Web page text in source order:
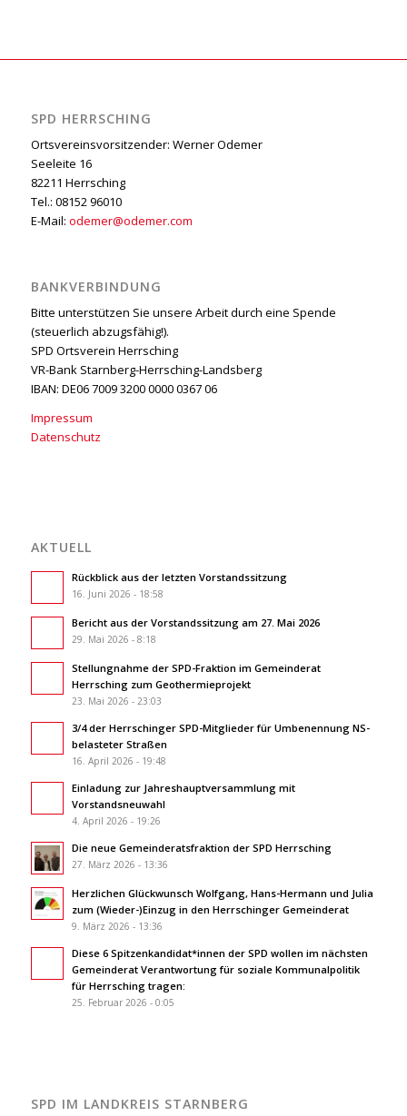
SPD HERRSCHING
Ortsvereinsvorsitzender: Werner Odemer
Seeleite 16
82211 Herrsching
Tel.: 08152 96010
E-Mail: odemer@odemer.com
BANKVERBINDUNG
Bitte unterstützen Sie unsere Arbeit durch eine Spende
(steuerlich abzugsfähig!).
SPD Ortsverein Herrsching
VR-Bank Starnberg-Herrsching-Landsberg
IBAN: DE06 7009 3200 0000 0367 06
Impressum
Datenschutz
AKTUELL
Rückblick aus der letzten Vorstandssitzung
16. Juni 2026 - 18:58
Bericht aus der Vorstandssitzung am 27. Mai 2026
29. Mai 2026 - 8:18
Stellungnahme der SPD-Fraktion im Gemeinderat
Herrsching zum Geothermieprojekt
23. Mai 2026 - 23:03
3/4 der Herrschinger SPD-Mitglieder für Umbenennung NS-
belasteter Straßen
16. April 2026 - 19:48
Einladung zur Jahreshauptversammlung mit
Vorstandsneuwahl
4. April 2026 - 19:26
Die neue Gemeinderatsfraktion der SPD Herrsching
27. März 2026 - 13:36
Herzlichen Glückwunsch Wolfgang, Hans-Hermann und Julia
zum (Wieder-)Einzug in den Herrschinger Gemeinderat
9. März 2026 - 13:36
Diese 6 Spitzenkandidat*innen der SPD wollen im nächsten
Gemeinderat Verantwortung für soziale Kommunalpolitik
für Herrsching tragen:
25. Februar 2026 - 0:05
SPD IM LANDKREIS STARNBERG